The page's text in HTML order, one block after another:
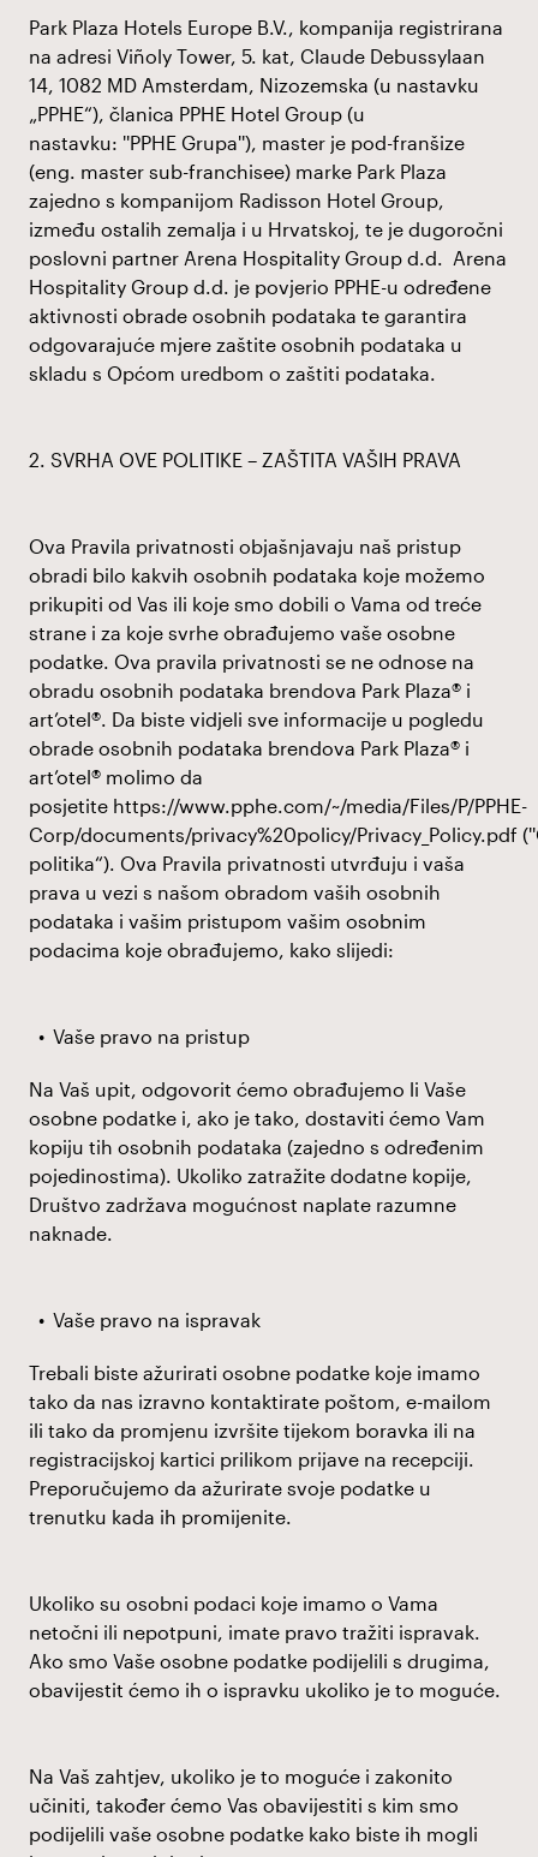
Park Plaza Hotels Europe B.V., kompanija registrirana
na adresi Viñoly Tower, 5. kat, Claude Debussylaan
14, 1082 MD Amsterdam, Nizozemska (u nastavku
„PPHE“), članica PPHE Hotel Group (u
nastavku: ''PPHE Grupa''), master je pod-franšize
(eng. master sub-franchisee) marke Park Plaza
zajedno s kompanijom Radisson Hotel Group,
između ostalih zemalja i u Hrvatskoj, te je dugoročni
poslovni partner Arena Hospitality Group d.d. Arena
Hospitality Group d.d. je povjerio PPHE-u određene
aktivnosti obrade osobnih podataka te garantira
odgovarajuće mjere zaštite osobnih podataka u
skladu s Općom uredbom o zaštiti podataka.
2. SVRHA OVE POLITIKE – ZAŠTITA VAŠIH PRAVA
Ova Pravila privatnosti objašnjavaju naš pristup
obradi bilo kakvih osobnih podataka koje možemo
prikupiti od Vas ili koje smo dobili o Vama od treće
strane i za koje svrhe obrađujemo vaše osobne
podatke. Ova pravila privatnosti se ne odnose na
obradu osobnih podataka brendova Park Plaza® i
art’otel®. Da biste vidjeli sve informacije u pogledu
obrade osobnih podataka brendova Park Plaza® i
art’otel® molimo da
posjetite https://www.pphe.com/~/media/Files/P/PPHE-
Corp/documents/privacy%20policy/Privacy_Policy.pdf
politika“). Ova Pravila privatnosti utvrđuju i vaša
prava u vezi s našom obradom vaših osobnih
podataka i vašim pristupom vašim osobnim
podacima koje obrađujemo, kako slijedi:
Vaše pravo na pristup
Na Vaš upit, odgovorit ćemo obrađujemo li Vaše
osobne podatke i, ako je tako, dostaviti ćemo Vam
kopiju tih osobnih podataka (zajedno s određenim
pojedinostima). Ukoliko zatražite dodatne kopije,
Društvo zadržava mogućnost naplate razumne
naknade.
Vaše pravo na ispravak
Trebali biste ažurirati osobne podatke koje imamo
tako da nas izravno kontaktirate poštom, e-mailom
ili tako da promjenu izvršite tijekom boravka ili na
registracijskoj kartici prilikom prijave na recepciji.
Preporučujemo da ažurirate svoje podatke u
trenutku kada ih promijenite.
Ukoliko su osobni podaci koje imamo o Vama
netočni ili nepotpuni, imate pravo tražiti ispravak.
Ako smo Vaše osobne podatke podijelili s drugima,
obavijestit ćemo ih o ispravku ukoliko je to moguće.
Na Vaš zahtjev, ukoliko je to moguće i zakonito
učiniti, također ćemo Vas obavijestiti s kim smo
podijelili vaše osobne podatke kako biste ih mogli